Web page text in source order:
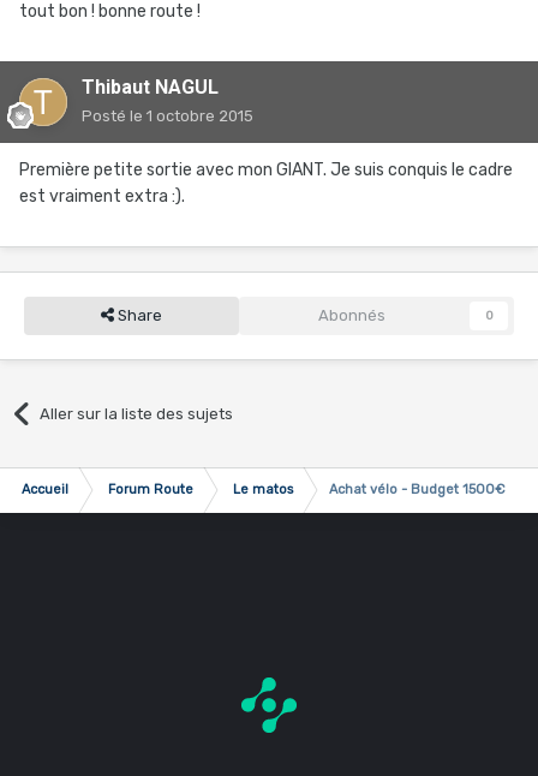
tout bon ! bonne route !
Thibaut NAGUL
Posté le 1 octobre 2015
Première petite sortie avec mon GIANT. Je suis conquis le cadre
est vraiment extra :).
Share Abonnés 0
Aller sur la liste des sujets
Accueil Forum Route Le matos Achat vélo - Budget 1500€